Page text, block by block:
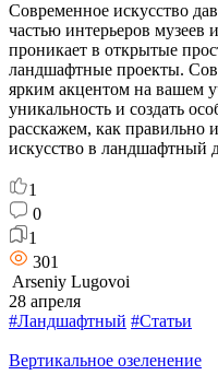
Современное искусство
частью интерьеров музеев
проникает в открытые
ландшафтные проекты.
ярким акцентом на вашем
уникальность и создать
расскажем, как правильно
искусство в
1
0
1
301
Arseniy Lugovoi
28 апреля
#Ландшафтный #Статьи
Вертикальное озеленение